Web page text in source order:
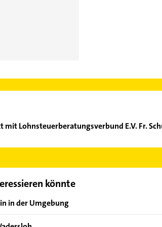
mit Lohnsteuerberatungsverbund E.V. Fr.
könnte
in der Umgebung